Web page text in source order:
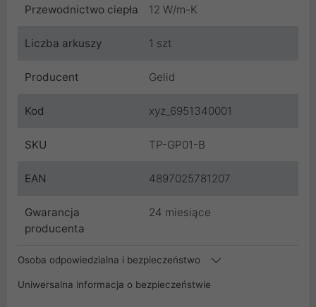
Przewodnictwo ciepła 12 W/m-K
Liczba arkuszy 1 szt
Producent Gelid
Kod xyz_6951340001
SKU TP-GP01-B
EAN 4897025781207
Gwarancja
producenta
24 miesiące
Osoba odpowiedzialna i bezpieczeństwo
Uniwersalna informacja o bezpieczeństwie